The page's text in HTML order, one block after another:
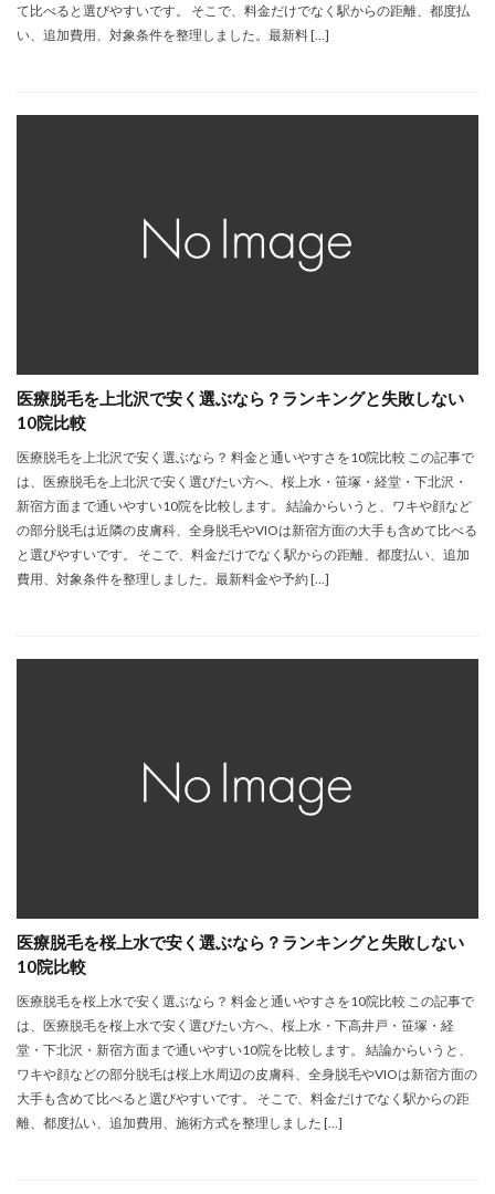
て比べると選びやすいです。 そこで、料金だけでなく駅からの距離、都度払
い、追加費用、対象条件を整理しました。最新料 […]
医療脱毛を上北沢で安く選ぶなら？ランキングと失敗しない
10院比較
医療脱毛を上北沢で安く選ぶなら？ 料金と通いやすさを10院比較 この記事で
は、医療脱毛を上北沢で安く選びたい方へ、桜上水・笹塚・経堂・下北沢・
新宿方面まで通いやすい10院を比較します。 結論からいうと、ワキや顔など
の部分脱毛は近隣の皮膚科、全身脱毛やVIOは新宿方面の大手も含めて比べる
と選びやすいです。 そこで、料金だけでなく駅からの距離、都度払い、追加
費用、対象条件を整理しました。最新料金や予約 […]
医療脱毛を桜上水で安く選ぶなら？ランキングと失敗しない
10院比較
医療脱毛を桜上水で安く選ぶなら？ 料金と通いやすさを10院比較 この記事で
は、医療脱毛を桜上水で安く選びたい方へ、桜上水・下高井戸・笹塚・経
堂・下北沢・新宿方面まで通いやすい10院を比較します。 結論からいうと、
ワキや顔などの部分脱毛は桜上水周辺の皮膚科、全身脱毛やVIOは新宿方面の
大手も含めて比べると選びやすいです。 そこで、料金だけでなく駅からの距
離、都度払い、追加費用、施術方式を整理しました […]